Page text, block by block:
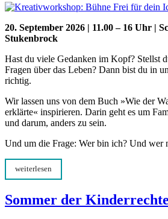
20. September 2026 | 11.00 – 16 Uhr |
Stukenbrock
Hast du viele Gedanken im Kopf? Stellst
Fragen über das Leben? Dann bist du in
richtig.
Wir lassen uns von dem Buch »Wie der
erklärte« inspirieren. Darin geht es um
und darum, anders zu sein.
Und um die Frage: Wer bin ich? Und wer
weiterlesen
Sommer der